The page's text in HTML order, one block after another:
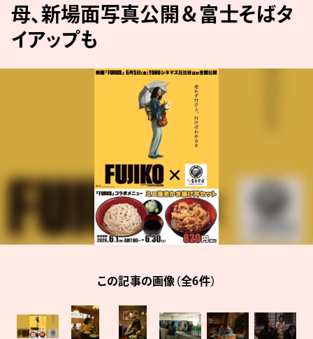
母、新場面写真公開＆富士そばタ
イアップも
この記事の画像（全6件）